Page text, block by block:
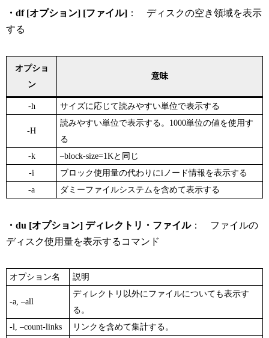
・df [オプション] [ファイル] ： ディスクの空き領域を表示
する
オプショ
ン
意味
-h サイズに応じて読みやすい単位で表示する
-H
読みやすい単位で表示する。1000単位の値を使用す
る
-k
–block-size=1Kと同じ
-i
ブロック使用量の代わりにiノード情報を表示する
-a
ダミーファイルシステムを含めて表示する
・du [オプション] ディレクトリ・ファイル： ファイルの
ディスク使用量を表示するコマンド
オプション名 説明
-a, –all
ディレクトリ以外にファイルについても表示す
る。
-l, –count-links
リンクを含めて集計する。